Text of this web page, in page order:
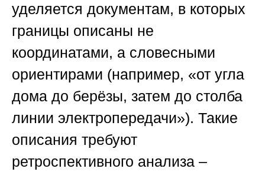
уделяется документам, в которых
границы описаны не
координатами, а словесными
ориентирами (например, «от угла
дома до берёзы, затем до столба
линии электропередачи»). Такие
описания требуют
ретроспективного анализа –